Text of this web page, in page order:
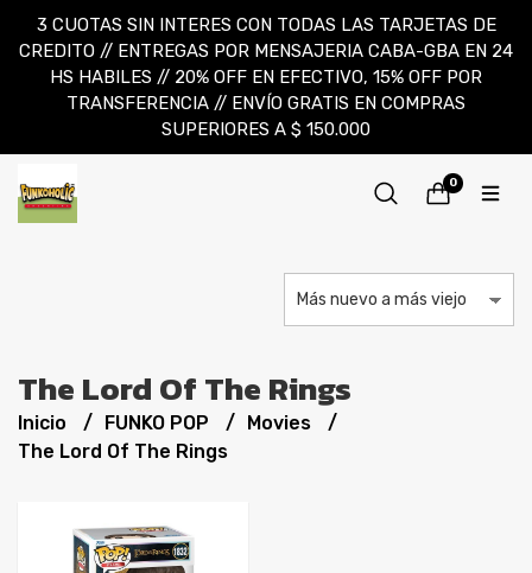
3 CUOTAS SIN INTERES CON TODAS LAS TARJETAS DE
CREDITO // ENTREGAS POR MENSAJERIA CABA-GBA EN 24
HS HABILES // 20% OFF EN EFECTIVO, 15% OFF POR
TRANSFERENCIA // ENVÍO GRATIS EN COMPRAS
SUPERIORES A $ 150.000
0
The Lord Of The Rings
Inicio FUNKO POP
Movies
The Lord Of The Rings